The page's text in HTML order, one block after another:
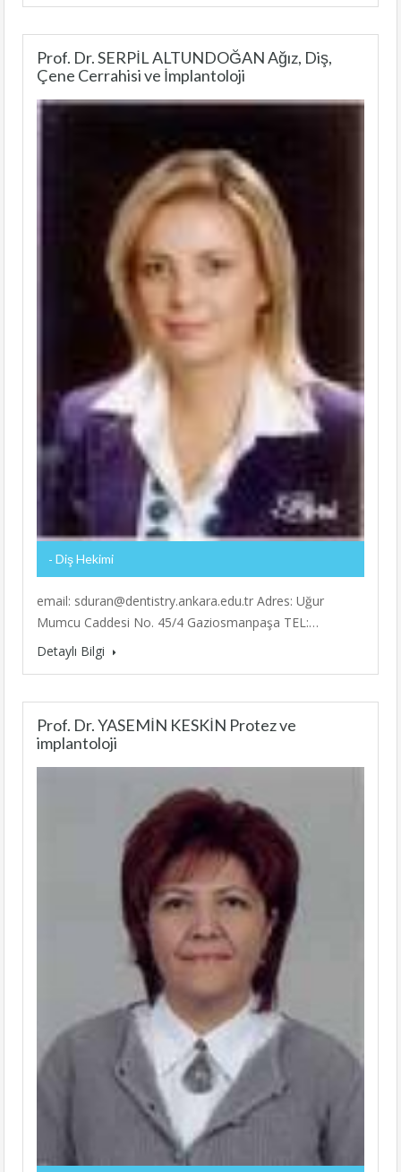
Prof. Dr. SERPİL ALTUNDOĞAN Ağız, Diş,
Çene Cerrahisi ve İmplantoloji
Diş Hekimi
email: sduran@dentistry.ankara.edu.tr Adres: Uğur
Mumcu Caddesi No. 45/4 Gaziosmanpaşa TEL:…
Detaylı Bilgi
Prof. Dr. YASEMİN KESKİN Protez ve
implantoloji